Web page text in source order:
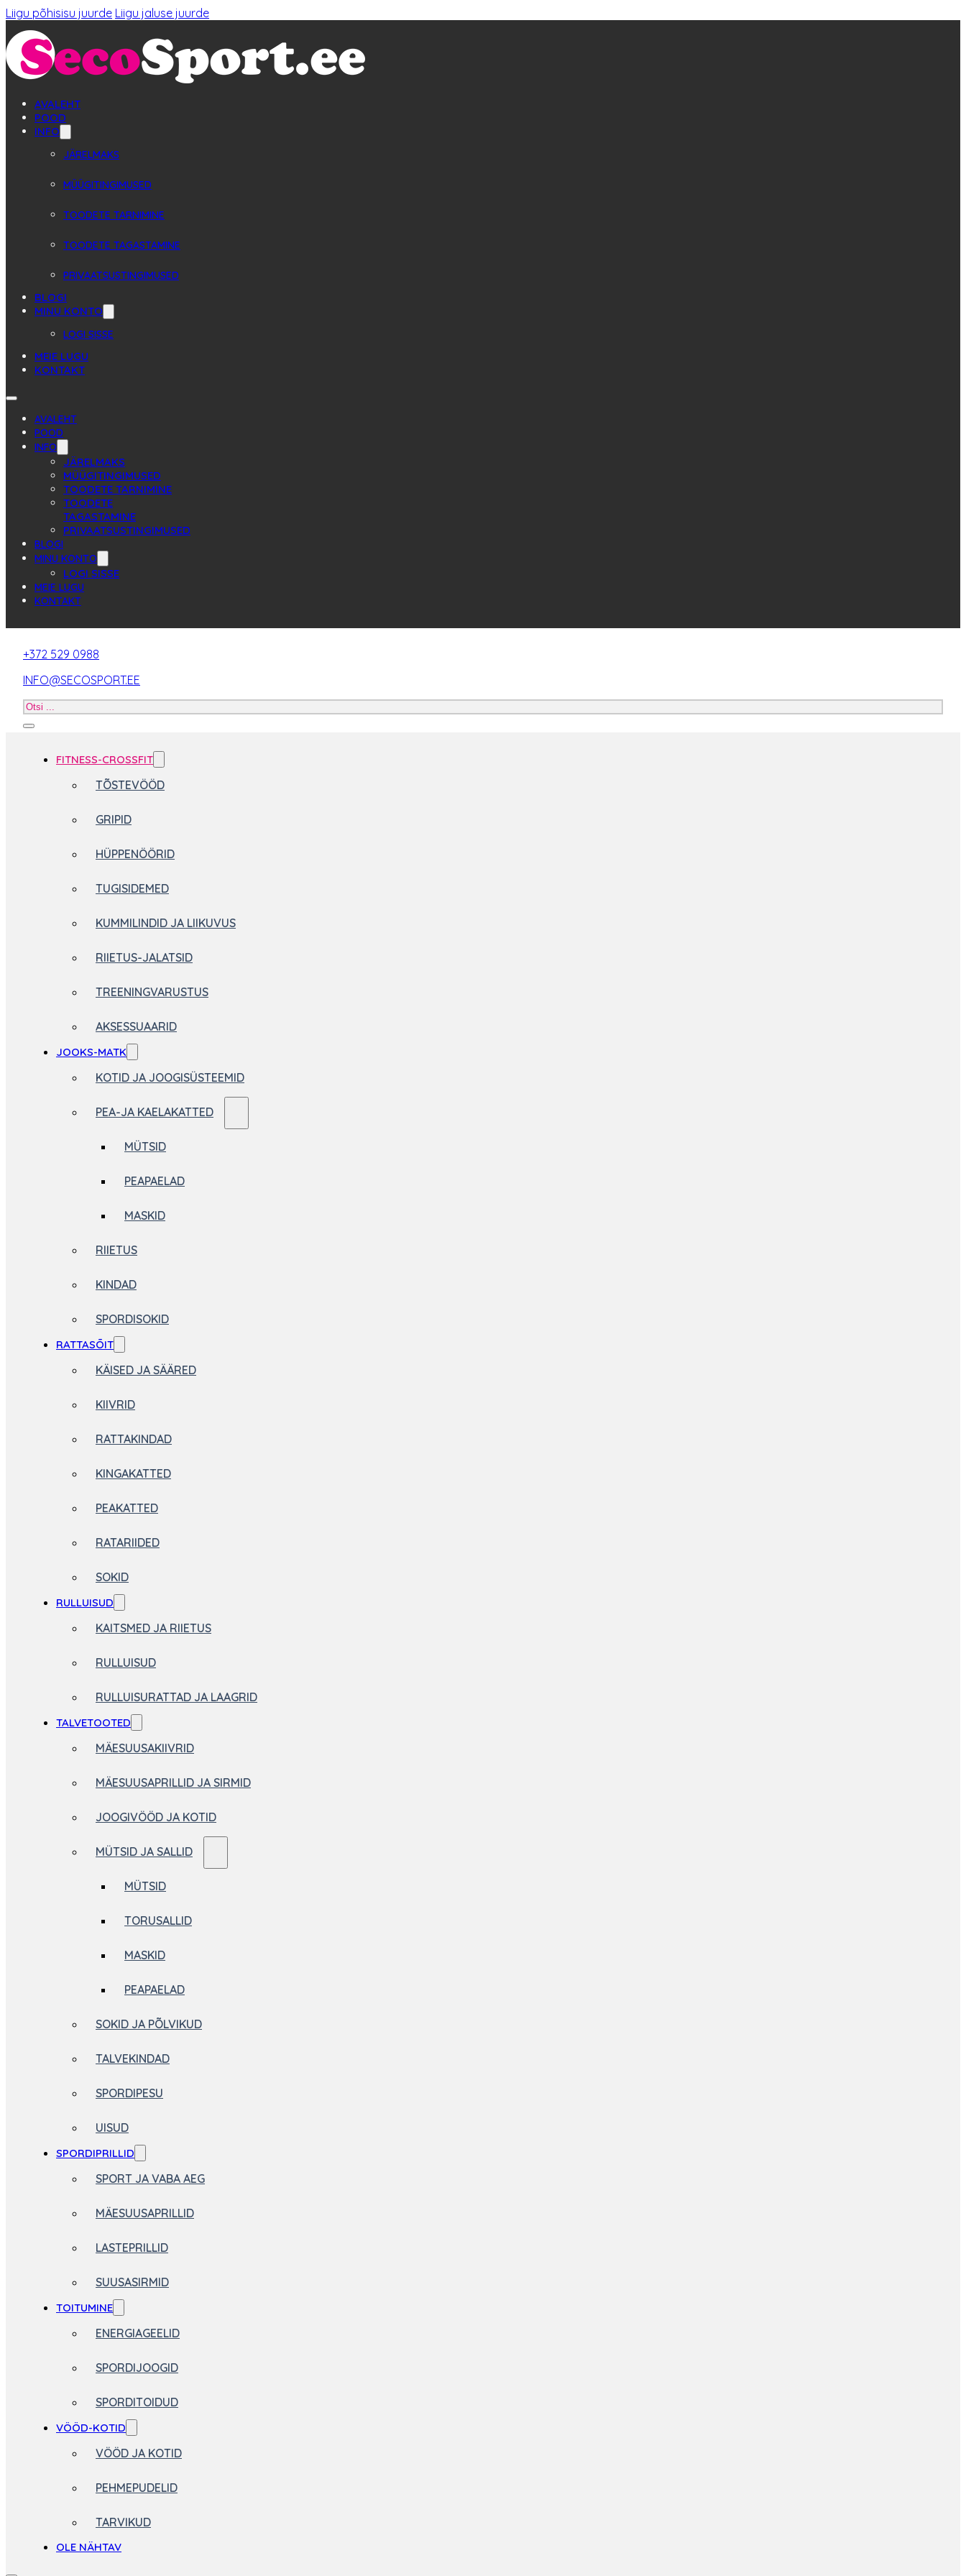
Liigu põhisisu juurde Liigu jaluse juurde
AVALEHT
POOD
INFO
JÄRELMAKS
MÜÜGITINGIMUSED
TOODETE TARNIMINE
TOODETE TAGASTAMINE
PRIVAATSUSTINGIMUSED
BLOGI
MINU KONTO
LOGI SISSE
MEIE LUGU
KONTAKT
AVALEHT
POOD
INFO
JÄRELMAKS
MÜÜGITINGIMUSED
TOODETE TARNIMINE
TOODETE
TAGASTAMINE
PRIVAATSUSTINGIMUSED
BLOGI
MINU KONTO
LOGI SISSE
MEIE LUGU
KONTAKT
+372 529 0988
INFO@SECOSPORT.EE
Otsi
FITNESS-CROSSFIT
TÕSTEVÖÖD
GRIPID
HÜPPENÖÖRID
TUGISIDEMED
KUMMILINDID JA LIIKUVUS
RIIETUS-JALATSID
TREENINGVARUSTUS
AKSESSUAARID
JOOKS-MATK
KOTID JA JOOGISÜSTEEMID
PEA-JA KAELAKATTED
MÜTSID
PEAPAELAD
MASKID
RIIETUS
KINDAD
SPORDISOKID
RATTASÕIT
KÄISED JA SÄÄRED
KIIVRID
RATTAKINDAD
KINGAKATTED
PEAKATTED
RATARIIDED
SOKID
RULLUISUD
KAITSMED JA RIIETUS
RULLUISUD
RULLUISURATTAD JA LAAGRID
TALVETOOTED
MÄESUUSAKIIVRID
MÄESUUSAPRILLID JA SIRMID
JOOGIVÖÖD JA KOTID
MÜTSID JA SALLID
MÜTSID
TORUSALLID
MASKID
PEAPAELAD
SOKID JA PÕLVIKUD
TALVEKINDAD
SPORDIPESU
UISUD
SPORDIPRILLID
SPORT JA VABA AEG
MÄESUUSAPRILLID
LASTEPRILLID
SUUSASIRMID
TOITUMINE
ENERGIAGEELID
SPORDIJOOGID
SPORDITOIDUD
VÖÖD-KOTID
VÖÖD JA KOTID
PEHMEPUDELID
TARVIKUD
OLE NÄHTAV